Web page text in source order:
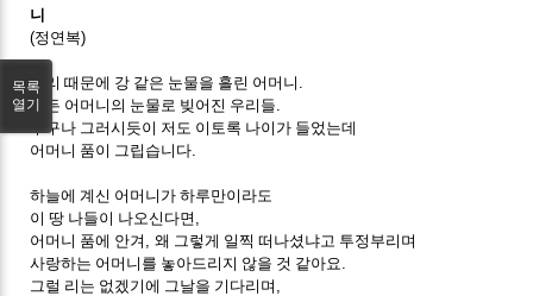
니
(정연복)
우리 때문에 강 같은 눈물을 흘린 어머니
모든 어머니의 눈물로 빚어진 우리들
누구나 그러시듯이 저도 이토록 나이가 들었는데
어머니 품이 그립습니다
하늘에 계신 어머니가 하루만이라도
이 땅 나들이 나오신다면
어머니 품에 안겨
,왜 그렇게 일찍 떠나셨냐고 투정부리며
사랑하는 어머니를 놓아드리지 않을 것 같아요
그럴 리는 없겠기에 그날을 기다리며
목록
열기